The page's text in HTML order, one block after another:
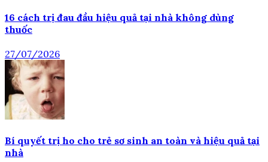
16 cách trị đau đầu hiệu quả tại nhà không dùng
thuốc
27/07/2026
Bí quyết trị ho cho trẻ sơ sinh an toàn và hiệu quả tại
nhà